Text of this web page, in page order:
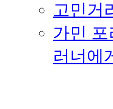
고민거
가민 포
러너에